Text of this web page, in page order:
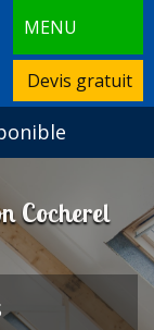
MENU
Devis gratuit
Cocherel